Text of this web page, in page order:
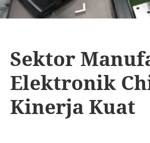
Sektor
Elektronik
Kinerja Kuat